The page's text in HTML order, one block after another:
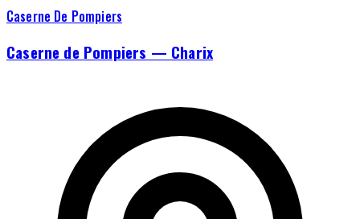
Caserne De Pompiers
Caserne de Pompiers — Charix